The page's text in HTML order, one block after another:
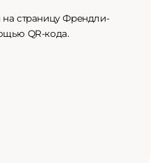
страницу Френдли-
QR-кода.